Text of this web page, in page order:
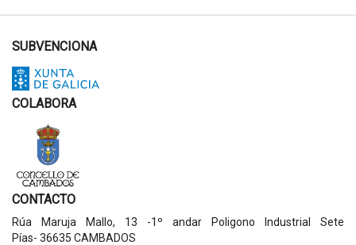
SUBVENCIONA
COLABORA
CONTACTO
Rúa Maruja Mallo, 13 -1º andar Poligono Industrial Sete
Pías- 36635 CAMBADOS